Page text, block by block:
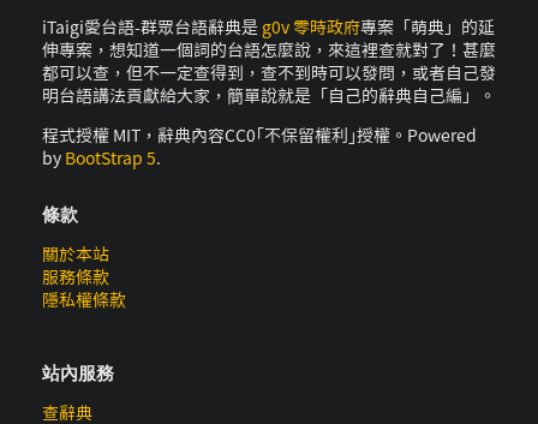
iTaigi愛台語-群眾台語辭典是 g0v 零時政府專案「萌典」的延
伸專案，想知道一個詞的台語怎麼說，來這裡查就對了！甚麼
都可以查，但不一定查得到，查不到時可以發問，或者自己發
明台語講法貢獻給大家，簡單說就是「自己的辭典自己編」。
程式授權 MIT，辭典內容CC0｢不保留權利｣授權。Powered
by BootStrap 5.
條款
關於本站
服務條款
隱私權條款
站內服務
查辭典